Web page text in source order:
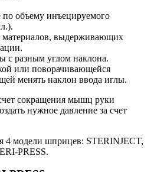
объему инъецируемого
материалов, выдерживающих
с разным углом наклона.
или поворачивающейся
менять наклон ввода иглы.
сокращения мышц руки
нужное давление за счет
4 модели шприцев: STERINJECT,
PRESS.